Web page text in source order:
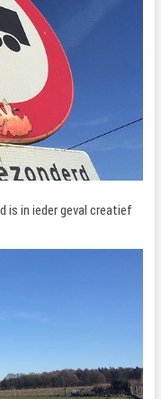
is in ieder geval creatief